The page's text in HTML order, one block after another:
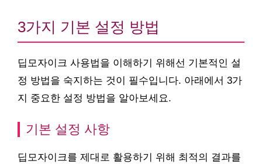
3가지 기본 설정 방법
딥모자이크 사용법을 이해하기 위해선 기본적인 설
정 방법을 숙지하는 것이 필수입니다. 아래에서 3가
지 중요한 설정 방법을 알아보세요.
기본 설정 사항
딥모자이크를 제대로 활용하기 위해 최적의 결과를